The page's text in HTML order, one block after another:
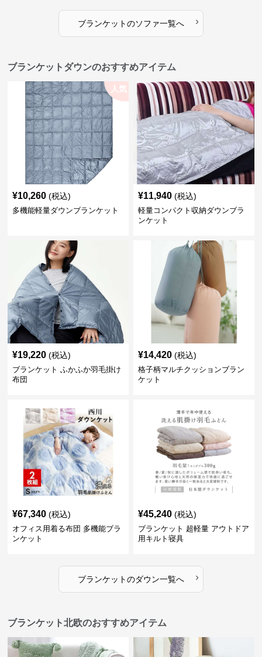
ブランケットのソファ一覧へ ›
ブランケットダウンのおすすめアイテム
人気
¥10,260 (税込)
多機能軽量ダウンブランケット
¥11,940 (税込)
軽量コンパクト収納ダウンブラ
ンケット
¥19,220 (税込)
ブランケット ふかふか羽毛掛け
布団
¥14,420 (税込)
格子柄マルチクッションブラン
ケット
¥67,340 (税込)
オフィス用着る布団 多機能ブラ
ンケット
¥45,240 (税込)
ブランケット 超軽量 アウトドア
用キルト寝具
ブランケットのダウン一覧へ ›
ブランケット北欧のおすすめアイテム